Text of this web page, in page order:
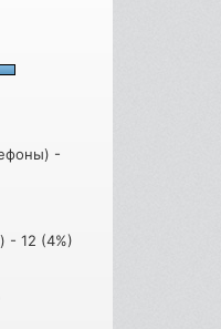
-
- 12 (4%)